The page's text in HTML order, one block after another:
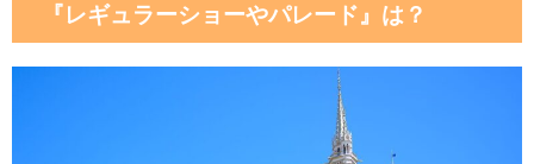
『レギュラーショーやパレード』は？